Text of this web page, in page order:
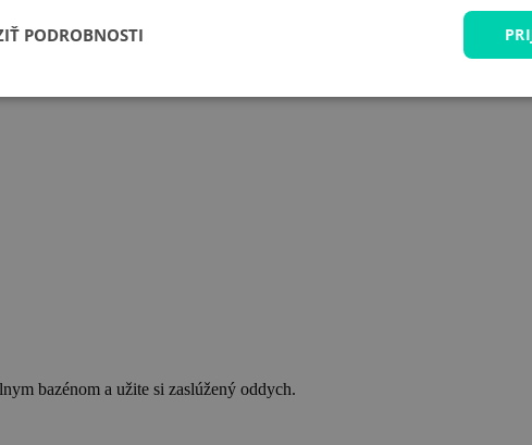
bazénom a užite si zaslúžený oddych.
PODROBNOSTI